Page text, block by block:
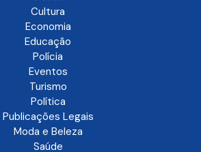
Termos de uso
Politica de privacidade
Categorias
Cidade
Cultura
Economia
Educação
Polícia
Eventos
Turismo